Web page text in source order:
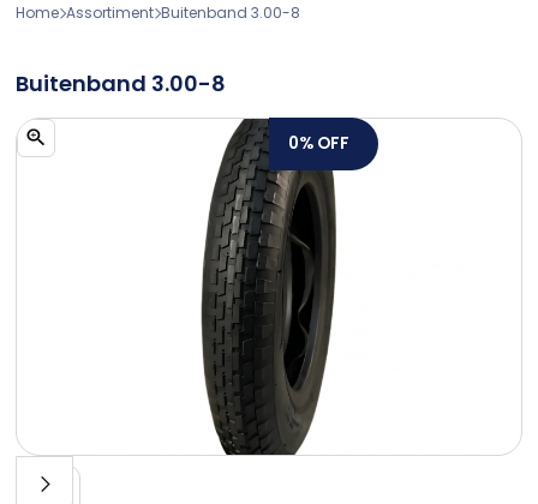
HomeAssortimentBuitenband 3.00-8
Buitenband 3.00-8
0% OFF